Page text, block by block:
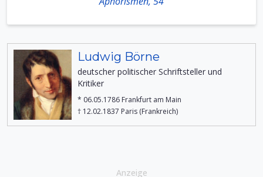
Ludwig Börne
deutscher politischer Schriftsteller und
Kritiker
* 06.05.1786 Frankfurt am Main
† 12.02.1837 Paris (Frankreich)
Anzeige